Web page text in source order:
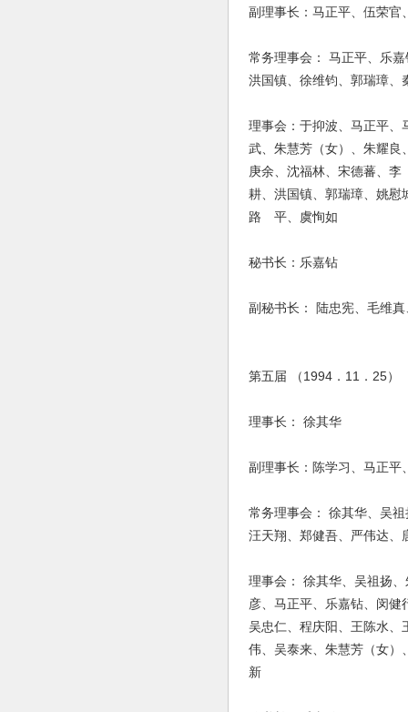
副理事长：马正平、伍荣官
常务理事会： 马正平、乐
洪国镇、徐维钧、郭瑞璋、
理事会：于抑波、马正平、
武、朱慧芳（女）、朱耀良
庚余、沈福林、宋德蕃、
耕、洪国镇、郭瑞璋、姚慰
路 平、虞恂如
秘书长：乐嘉钻
副秘书长： 陆忠宪、毛维
第五届 （1994．11．25）
理事长： 徐其华
副理事长：陈学习、马正平
常务理事会： 徐其华、吴
汪天翔、郑健吾、严伟达
理事会： 徐其华、吴祖扬
彦、马正平、乐嘉钻、闵
吴忠仁、程庆阳、王陈水、
伟、吴泰来、朱慧芳（女）
新